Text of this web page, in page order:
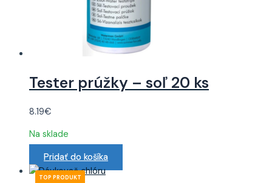
Tester prúžky – soľ 20 ks
8.19€
Na sklade
Pridať do košíka